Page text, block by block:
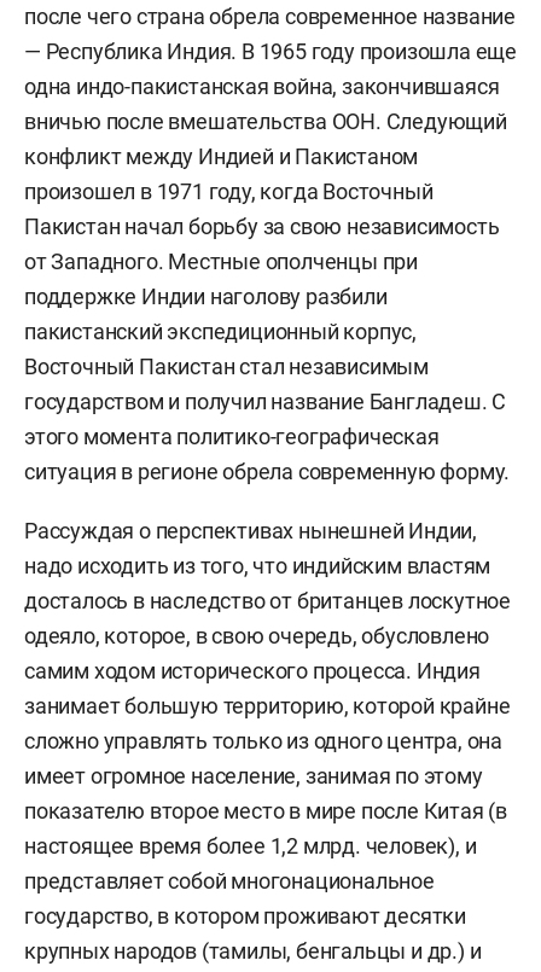
после чего страна обрела современное название
— Республика Индия. В 1965 году произошла еще
одна индо-пакистанская война, закончившаяся
вничью после вмешательства ООН. Следующий
конфликт между Индией и Пакистаном
произошел в 1971 году, когда Восточный
Пакистан начал борьбу за свою независимость
от Западного. Местные ополченцы при
поддержке Индии наголову разбили
пакистанский экспедиционный корпус,
Восточный Пакистан стал независимым
государством и получил название Бангладеш. С
этого момента политико-географическая
ситуация в регионе обрела современную форму.
Рассуждая о перспективах нынешней Индии,
надо исходить из того, что индийским властям
досталось в наследство от британцев лоскутное
одеяло, которое, в свою очередь, обусловлено
самим ходом исторического процесса. Индия
занимает большую территорию, которой крайне
сложно управлять только из одного центра, она
имеет огромное население, занимая по этому
показателю второе место в мире после Китая (в
настоящее время более 1,2 млрд. человек), и
представляет собой многонациональное
государство, в котором проживают десятки
крупных народов (тамилы, бенгальцы и др.) и